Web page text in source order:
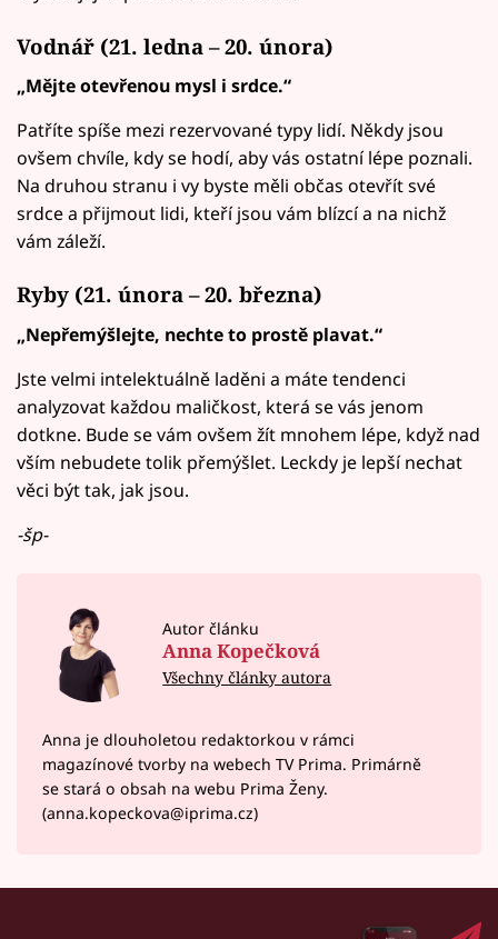
Vodnář (21. ledna – 20. února)
„Mějte otevřenou mysl i srdce.“
Patříte spíše mezi rezervované typy lidí. Někdy jsou
ovšem chvíle, kdy se hodí, aby vás ostatní lépe poznali.
Na druhou stranu i vy byste měli občas otevřít své
srdce a přijmout lidi, kteří jsou vám blízcí a na nichž
vám záleží.
Ryby (21. února – 20. března)
„Nepřemýšlejte, nechte to prostě plavat.“
Jste velmi intelektuálně laděni a máte tendenci
analyzovat každou maličkost, která se vás jenom
dotkne. Bude se vám ovšem žít mnohem lépe, když nad
vším nebudete tolik přemýšlet. Leckdy je lepší nechat
věci být tak, jak jsou.
-šp-
Autor článku
Anna Kopečková
Všechny články autora
Anna je dlouholetou redaktorkou v rámci
magazínové tvorby na webech TV Prima. Primárně
se stará o obsah na webu Prima Ženy.
(anna.kopeckova@iprima.cz)